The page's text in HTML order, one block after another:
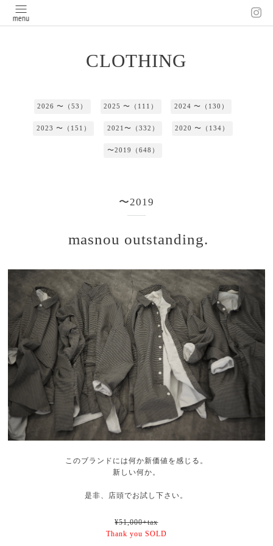
CLOTHING
2026 〜（53） 2025 〜（111） 2024 〜（130）
2023 〜（151） 2021〜（332） 2020 〜（134）
〜2019（648）
〜2019
masnou outstanding.
このブランドには何か新価値を感じる。
新しい何か。
是非、店頭でお試し下さい。
¥51,000+tax
Thank you SOLD